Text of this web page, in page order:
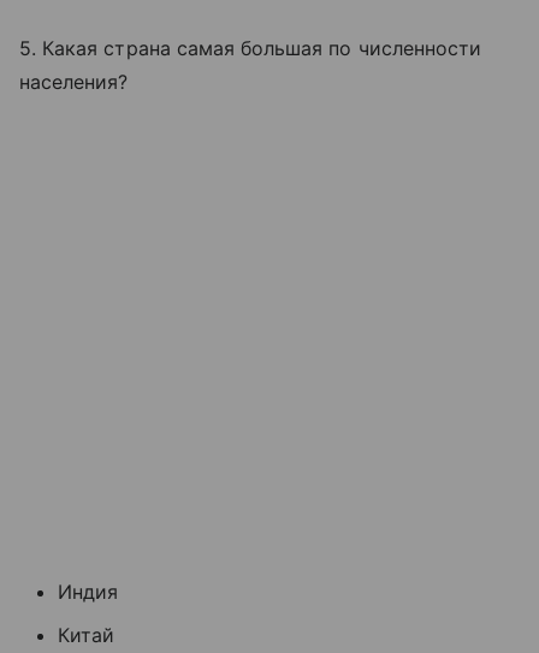
5. Какая страна самая большая по численности
населения?
Индия
Китай